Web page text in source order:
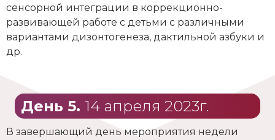
сенсорной интеграции в коррекционно-
развивающей работе с детьми с различными
вариантами дизонтогенеза, дактильной азбуки и
др.
День 5. 14 апреля 2023г.
В завершающий день мероприятия недели